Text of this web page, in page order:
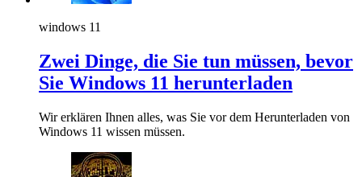
windows 11
Zwei Dinge, die Sie tun müssen, bevor
Sie Windows 11 herunterladen
Wir erklären Ihnen alles, was Sie vor dem Herunterladen von
Windows 11 wissen müssen.